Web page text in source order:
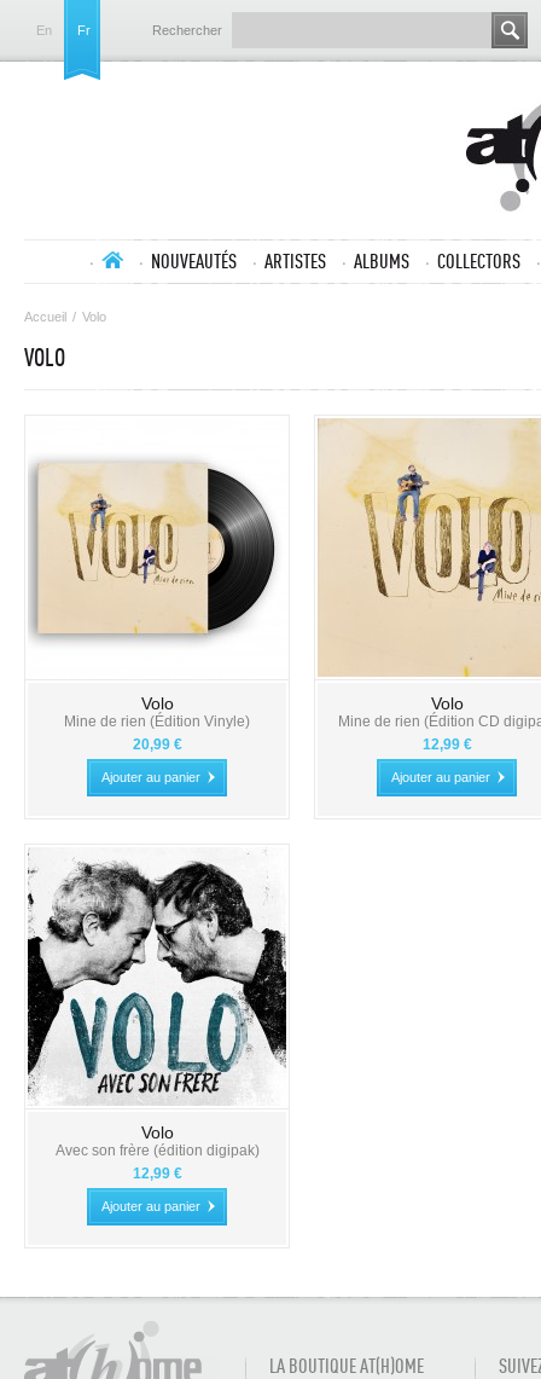
En Fr Rechercher
NOUVEAUTÉS ARTISTES ALBUMS COLLECTORS
Accueil / Volo
VOLO
Volo
Mine de rien (Édition Vinyle)
20,99 €
Ajouter au panier
Volo
Mine de rien (Édition CD
12,99 €
Ajouter au panier
Volo
Avec son frère (édition digipak)
12,99 €
Ajouter au panier
LA BOUTIQUE AT(H)OME